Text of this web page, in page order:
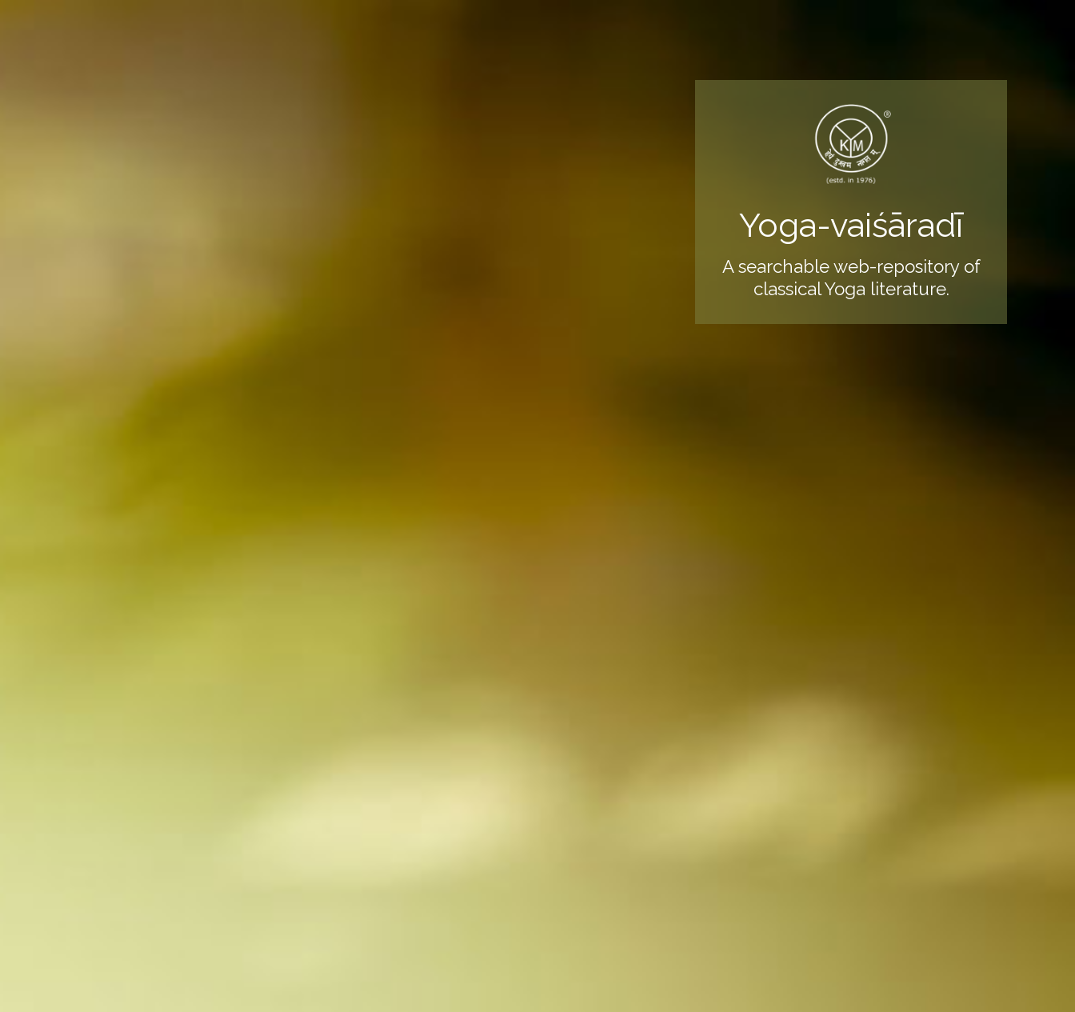
Yoga-vaiśāradī
A searchable web-repository of
classical Yoga literature.